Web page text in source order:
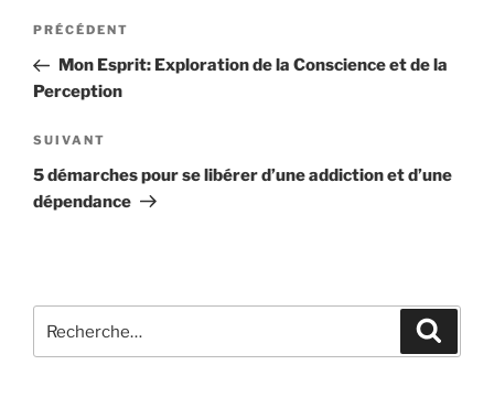
Navigation
l’article
Article
précédent
PRÉCÉDENT
Mon Esprit: Exploration de la Conscience et de la
Perception
Article
suivant
SUIVANT
5 démarches pour se libérer d’une addiction et d’une
dépendance
pour